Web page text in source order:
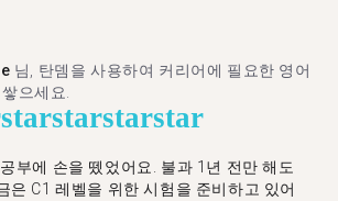
님, 탄뎀을 사용하여 커리어에 필요한 영어
으세요.
starstarstarstar
부에 손을 뗐었어요. 불과 1년 전만 해도
은 C1 레벨을 위한 시험을 준비하고 있어